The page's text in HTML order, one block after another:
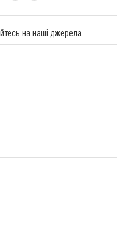
на наші джерела